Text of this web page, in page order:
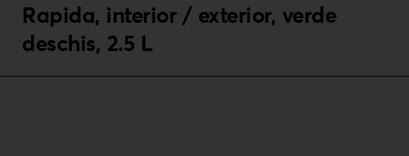
Rapida, interior / exterior, verde
deschis, 2.5 L